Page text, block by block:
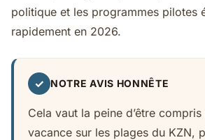
politique et les programmes pilotes
rapidement en 2026.
✓ NOTRE AVIS HONNÊTE
Cela vaut la peine d’être
vacance sur les plages du KZN,